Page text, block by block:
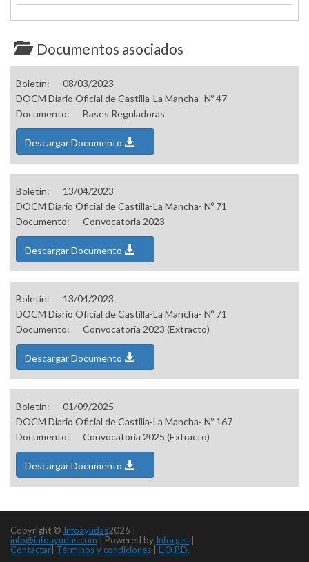
Documentos asociados
Boletín:
08/03/2023
DOCM Diario Oficial de Castilla-La Mancha- Nº 47
Documento:
Bases Reguladoras
Descargar Documento
Boletín:
13/04/2023
DOCM Diario Oficial de Castilla-La Mancha- Nº 71
Documento:
Convocatoria 2023
Descargar Documento
Boletín:
13/04/2023
DOCM Diario Oficial de Castilla-La Mancha- Nº 71
Documento:
Convocatoria 2023 (Extracto)
Descargar Documento
Boletín:
01/09/2025
DOCM Diario Oficial de Castilla-La Mancha- Nº 167
Documento:
Convocatoria 2025 (Extracto)
Descargar Documento
Copyright © Infoayudas2026 |
info@infoayudas.com
Powered by Inforges
Contactar Términos y condiciones L.O.P.D.